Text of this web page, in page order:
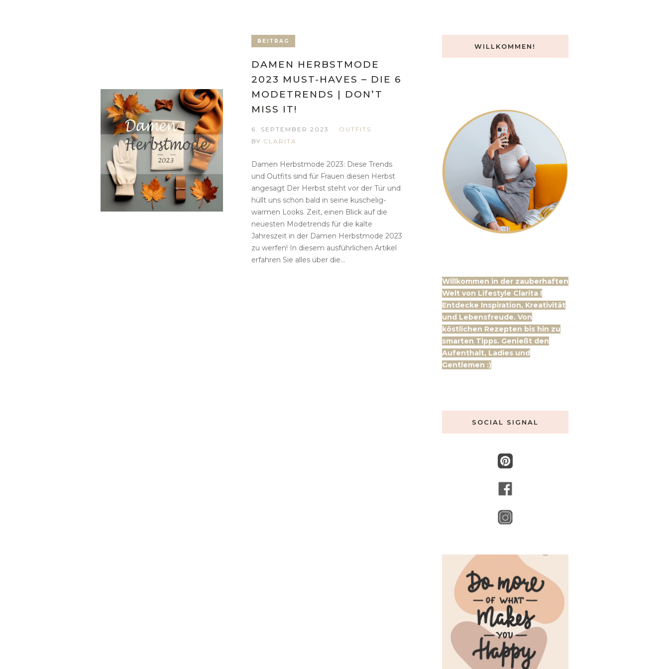
BEITRAG
DAMEN HERBSTMODE
2023 MUST-HAVES – DIE 6
MODETRENDS | DON’T
MISS IT!
6. SEPTEMBER 2023
OUTFITS
BY CLARITA
Damen Herbstmode 2023: Diese Trends
und Outfits sind für Frauen diesen Herbst
angesagt Der Herbst steht vor der Tür und
hüllt uns schon bald in seine kuschelig-
warmen Looks. Zeit, einen Blick auf die
neuesten Modetrends für die kalte
Jahreszeit in der Damen Herbstmode 2023
zu werfen! In diesem ausführlichen Artikel
erfahren Sie alles über die...
WILLKOMMEN!
Willkommen in der zauberhaften
Welt von Lifestyle Clarita !
Entdecke Inspiration, Kreativität
und Lebensfreude. Von
köstlichen Rezepten bis hin zu
smarten Tipps. Genießt den
Aufenthalt, Ladies und
Gentlemen :)
SOCIAL SIGNAL